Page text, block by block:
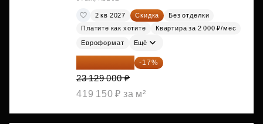
2 кв 2027 Скидка
Без отделки
Платите как хотите
Квартира за 2 000 ₽/мес
Евроформат Ещё
19 197 070 ₽ -17%
23 129 000 ₽
419 150 ₽ за м²